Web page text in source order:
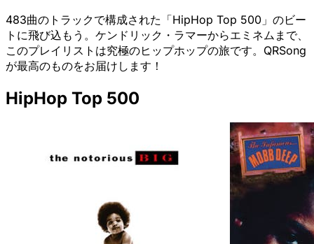
483曲のトラックで構成された「HipHop Top 500」のビー
トに飛び込もう。ケンドリック・ラマーからエミネムまで、
このプレイリストは究極のヒップホップの旅です。QRSong
が最高のものをお届けします！
HipHop Top 500